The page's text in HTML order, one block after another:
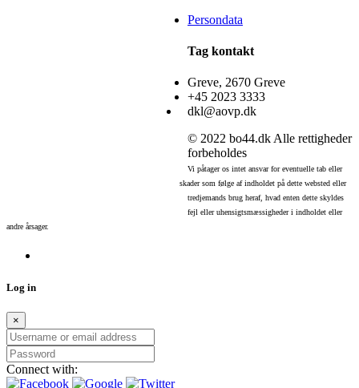
Persondata
Tag kontakt
Greve, 2670 Greve
+45 2023 3333
dkl@aovp.dk
© 2022 bo44.dk Alle rettigheder
forbeholdes
Vi påtager os intet ansvar for eventuelle tab eller
skader som følge af indholdet på dette websted eller
tredjemands brug heraf, hvad enten dette skyldes
fejl eller uhensigtsmæssigheder i indholdet eller
andre årsager.
Log in
×
Connect with: